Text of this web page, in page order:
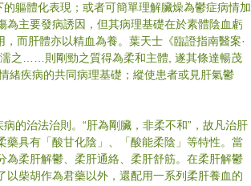
軀體化表現；或者可簡單理解臟燥為鬱症病情加
主要發病誘因，但其病理基礎在於素體陰血虧
而肝體亦以精血為養。葉天士《臨證指南醫案·
之……則剛勁之質得為柔和主體, 遂其條達暢茂
疾病的共同病理基礎；縱使患者或見肝氣鬱
的治法治則。“肝為剛臟，非柔不和”，故凡治肝
具有「酸甘化陰」、「酸能柔陰」等特性。當
柔肝解鬱、柔肝通絡、柔肝舒筋。在柔肝解鬱
柴胡作為君藥以外，還配用一系列柔肝養血的